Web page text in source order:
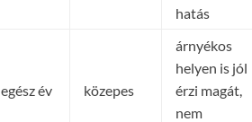
hatás
egész év közepes
árnyékos
helyen is jól
érzi magát,
nem